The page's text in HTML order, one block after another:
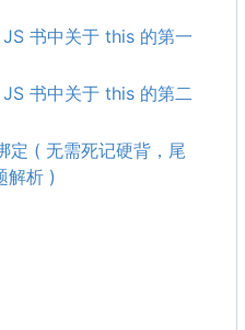
书中关于 this 的第一
书中关于 this 的第二
定 ( 无需死记硬背，尾
解析 )